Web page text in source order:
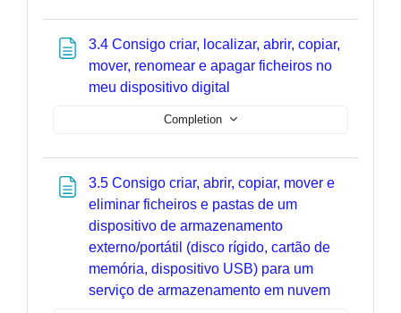
3.4 Consigo criar, localizar, abrir, copiar,
mover, renomear e apagar ficheiros no
meu dispositivo digital
Completion
3.5 Consigo criar, abrir, copiar, mover e
eliminar ficheiros e pastas de um
dispositivo de armazenamento
externo/portátil (disco rígido, cartão de
memória, dispositivo USB) para um
serviço de armazenamento em nuvemPage